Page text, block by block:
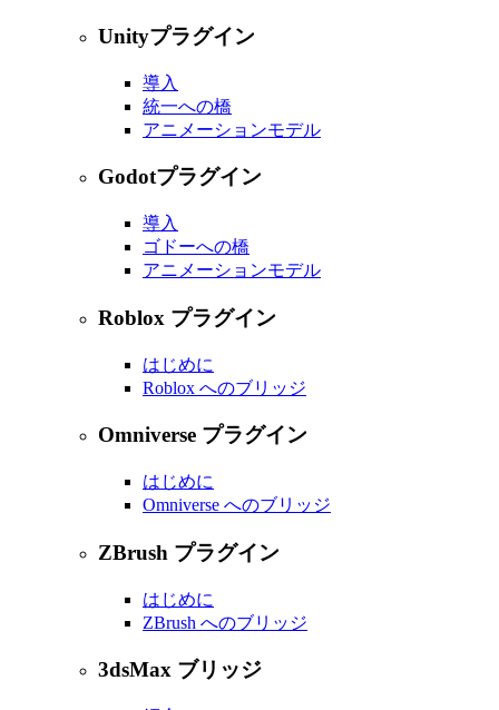
Unityプラグイン
導入
統一への橋
アニメーションモデル
Godotプラグイン
導入
ゴドーへの橋
アニメーションモデル
Roblox プラグイン
はじめに
Roblox へのブリッジ
Omniverse プラグイン
はじめに
Omniverse へのブリッジ
ZBrush プラグイン
はじめに
ZBrush へのブリッジ
3dsMax ブリッジ